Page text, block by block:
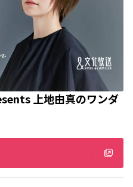
上地由真のワンダ